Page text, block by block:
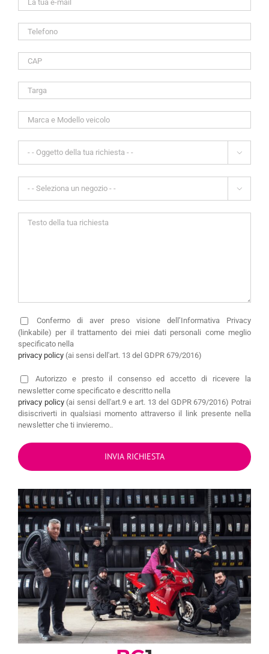


Confermo di aver preso visione dell’Informativa Privacy
(linkabile) per il trattamento dei miei dati personali come meglio
specificato nella
privacy policy (ai sensi dell'art. 13 del GDPR 679/2016)
Autorizzo
e presto il consenso ed accetto di ricevere la
newsletter come specificato e descritto nella
privacy policy(ai sensi dell'art.9 e art. 13 del GDPR 679/2016) Potrai
disiscriverti in qualsiasi momento attraverso il link presente nella
newsletter che ti invieremo..